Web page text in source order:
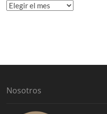
A
Nosotros